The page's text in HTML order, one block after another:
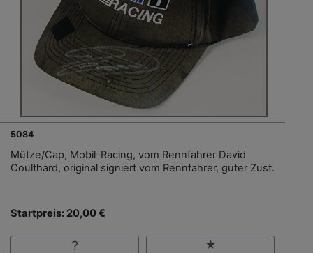
5084
Mütze/Cap, Mobil-Racing, vom Rennfahrer David
Coulthard, original signiert vom Rennfahrer, guter Zust.
Startpreis: 20,00 €